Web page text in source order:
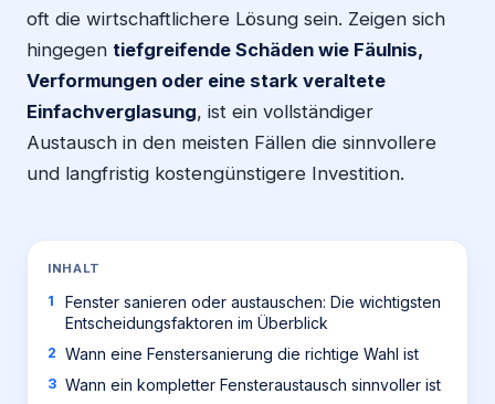
oft die wirtschaftlichere Lösung sein. Zeigen sich
hingegen tiefgreifende Schäden wie Fäulnis,
Verformungen oder eine stark veraltete
Einfachverglasung, ist ein vollständiger
Austausch in den meisten Fällen die sinnvollere
und langfristig kostengünstigere Investition.
INHALT
Fenster sanieren oder austauschen: Die wichtigsten
Entscheidungsfaktoren im Überblick
Wann eine Fenstersanierung die richtige Wahl ist
Wann ein kompletter Fensteraustausch sinnvoller ist